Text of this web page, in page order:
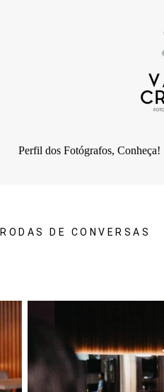
Perfil dos Fotógrafos, Conheça!
RODAS DE CONVERSAS